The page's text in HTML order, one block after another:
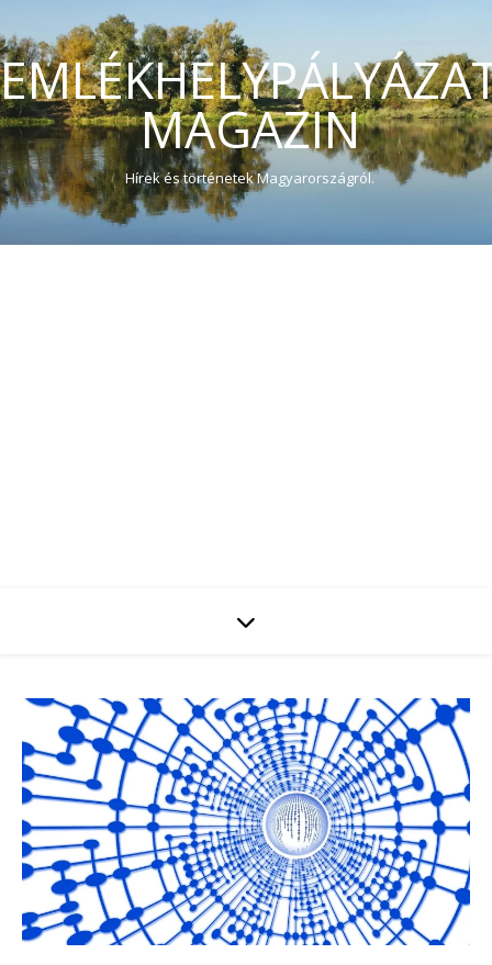
MAGAZIN
Hírek és történetek Magyarországról.